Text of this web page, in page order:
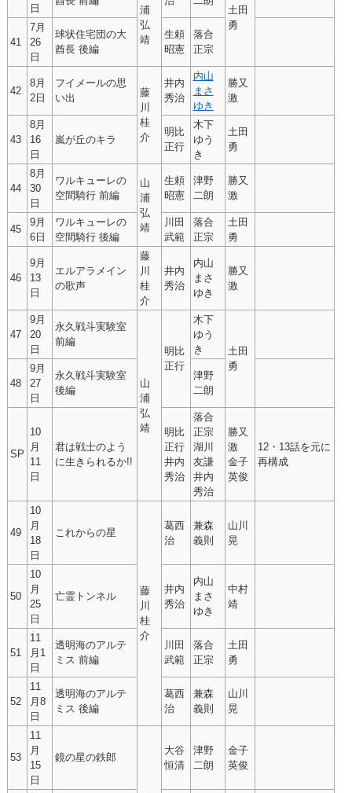
日
浦
弘
靖
土田
勇
41
7月
26
日
球状住宅団の大
酋長 後編
生頼
昭憲
落合
正宗
42
8月
2日
フイメールの思
い出
藤
川
桂
介
井内
秀治
内山
まさ
ゆき
勝又
激
43
8月
16
日
嵐が丘のキラ
明比
正行
木下
ゆう
き
土田
勇
44
8月
30
日
ワルキューレの
空間騎行 前編
山
浦
弘
靖
生頼
昭憲
津野
二朗
勝又
激
45
9月
6日
ワルキューレの
空間騎行 後編
川田
武範
落合
正宗
土田
勇
46
9月
13
日
エルアラメイン
の歌声
藤
川
桂
介
井内
秀治
内山
まさ
ゆき
勝又
激
47
9月
20
日
永久戦斗実験室
前編
山
浦
弘
靖
明比
正行
木下
ゆう
き
土田
勇
48
9月
27
日
永久戦斗実験室
後編
津野
二朗
SP
10
月
11
日
君は戦士のよう
に生きられるか!!
明比
正行
井内
秀治
落合
正宗
湖川
友謙
井内
秀治
勝又
激
金子
英俊
12・13話を元に
再構成
49
10
月
18
日
これからの星
藤
川
桂
介
葛西
治
兼森
義則
山川
晃
50
10
月
25
日
亡霊トンネル
井内
秀治
内山
まさ
ゆき
中村
靖
51
11
月1
日
透明海のアルテ
ミス 前編
川田
武範
落合
正宗
土田
勇
52
11
月8
日
透明海のアルテ
ミス 後編
葛西
治
兼森
義則
山川
晃
53
11
月
15
日
鏡の星の鉄郎
大谷
恒清
津野
二朗
金子
英俊